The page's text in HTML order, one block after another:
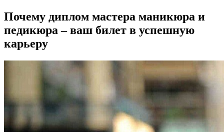
Почему диплом мастера маникюра и
педикюра – ваш билет в успешную
карьеру